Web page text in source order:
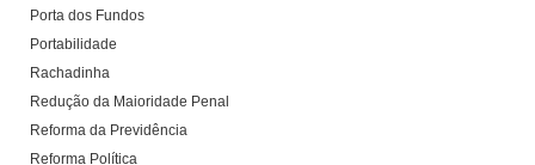
Porta dos Fundos
Portabilidade
Rachadinha
Redução da Maioridade Penal
Reforma da Previdência
Reforma Política